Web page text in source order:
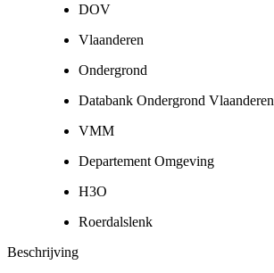
DOV
Vlaanderen
Ondergrond
Databank Ondergrond Vlaanderen
VMM
Departement Omgeving
H3O
Roerdalslenk
Beschrijving